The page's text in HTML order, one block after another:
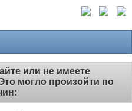
или не имеете
могло произойти по